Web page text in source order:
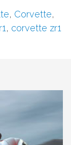
, Corvette,
, corvette zr1